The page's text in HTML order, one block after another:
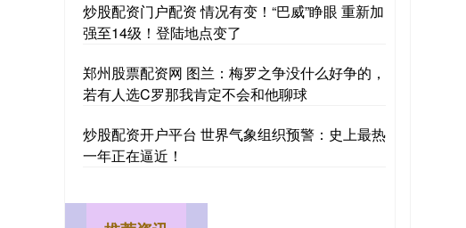
炒股配资门户配资 情况有变！“巴威”睁眼 重新加
强至14级！登陆地点变了
郑州股票配资网 图兰：梅罗之争没什么好争的，
若有人选C罗那我肯定不会和他聊球
炒股配资开户平台 世界气象组织预警：史上最热
一年正在逼近！